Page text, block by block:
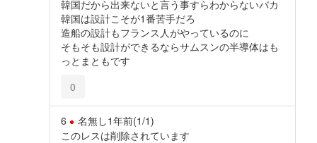
韓国だから出来ないと言う事すらわからないバカ
韓国は設計こそが1番苦手だろ
造船の設計もフランス人がやっているのに
そもそも設計ができるならサムスンの半導体はも
っとまともです
0
6 名無し1年前(1/1)
このレスは削除されています